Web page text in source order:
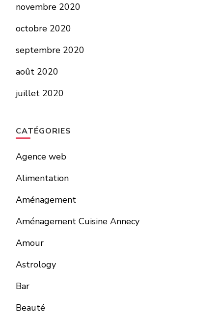
novembre 2020
octobre 2020
septembre 2020
août 2020
juillet 2020
CATÉGORIES
Agence web
Alimentation
Aménagement
Aménagement Cuisine Annecy
Amour
Astrology
Bar
Beauté